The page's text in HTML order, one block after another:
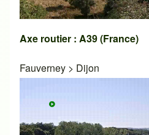
Axe routier : A39 (France)
Fauverney > Dijon